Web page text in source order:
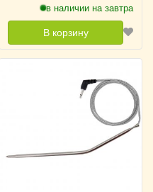
в наличии на завтра
В корзину